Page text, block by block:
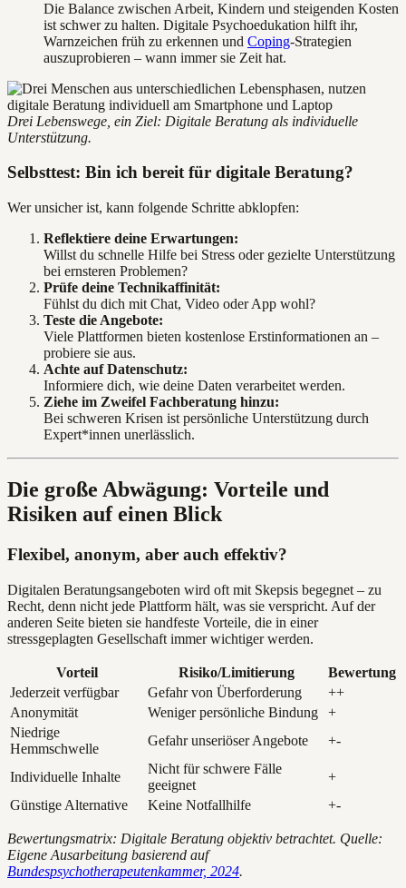
Die Balance zwischen Arbeit, Kindern und steigenden Kosten
ist schwer zu halten. Digitale Psychoedukation hilft ihr,
Warnzeichen früh zu erkennen und Coping-Strategien
auszuprobieren – wann immer sie Zeit hat.
Drei Lebenswege, ein Ziel: Digitale Beratung als individuelle
Unterstützung.
Selbsttest: Bin ich bereit für digitale Beratung?
Wer unsicher ist, kann folgende Schritte abklopfen:
Reflektiere deine Erwartungen:
Willst du schnelle Hilfe bei Stress oder gezielte Unterstützung
bei ernsteren Problemen?
Prüfe deine Technikaffinität:
Fühlst du dich mit Chat, Video oder App wohl?
Teste die Angebote:
Viele Plattformen bieten kostenlose Erstinformationen an –
probiere sie aus.
Achte auf Datenschutz:
Informiere dich, wie deine Daten verarbeitet werden.
Ziehe im Zweifel Fachberatung hinzu:
Bei schweren Krisen ist persönliche Unterstützung durch
Expert*innen unerlässlich.
Die große Abwägung: Vorteile und
Risiken auf einen Blick
Flexibel, anonym, aber auch effektiv?
Digitalen Beratungsangeboten wird oft mit Skepsis begegnet – zu
Recht, denn nicht jede Plattform hält, was sie verspricht. Auf der
anderen Seite bieten sie handfeste Vorteile, die in einer
stressgeplagten Gesellschaft immer wichtiger werden.
Vorteil Risiko/Limitierung
Bewertung
Jederzeit verfügbar
Gefahr von Überforderung
++
Anonymität
Weniger persönliche Bindung
+
Niedrige
Hemmschwelle
Gefahr unseriöser Angebote +-
Individuelle Inhalte
Nicht für schwere Fälle
geeignet
+
Günstige Alternative
Keine Notfallhilfe +-
Bewertungsmatrix: Digitale Beratung objektiv betrachtet. Quelle:
Eigene Ausarbeitung basierend auf
Bundespsychotherapeutenkammer, 2024.